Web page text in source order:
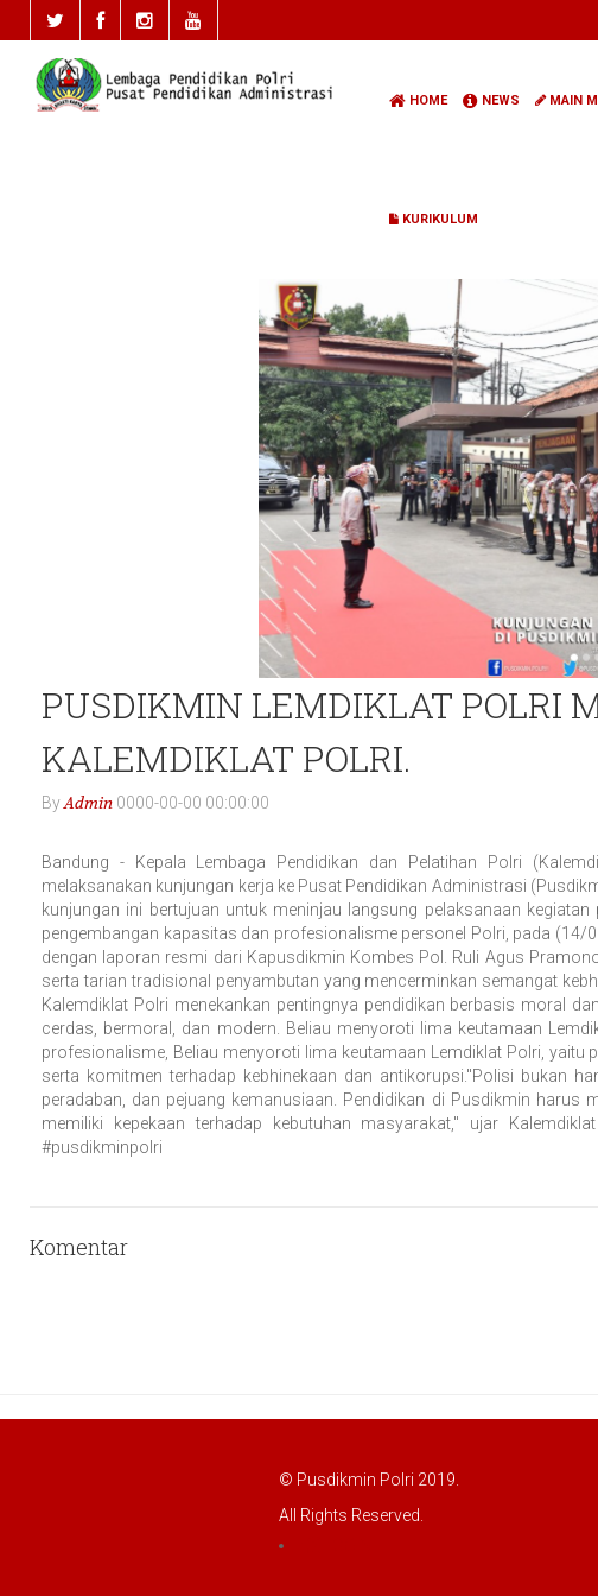
HOME NEWS MAIN
KURIKULUM
PUSDIKMIN LEMDIKLAT POLRI
KALEMDIKLAT POLRI.
ByAdmin 0000-00-00 00:00:00
Bandung - Kepala Lembaga Pendidikan dan Pelatihan Polri
melaksanakan kunjungan kerja ke Pusat Pendidikan Administrasi
kunjungan ini bertujuan untuk meninjau langsung pelaksanaan
pengembangan kapasitas dan profesionalisme personel Polri, pada
dengan laporan resmi dari Kapusdikmin Kombes Pol. Ruli Agus
serta tarian tradisional penyambutan yang mencerminkan semangat
Kalemdiklat Polri menekankan pentingnya pendidikan berbasis moral
cerdas, bermoral, dan modern. Beliau menyoroti lima keutamaan
profesionalisme, Beliau menyoroti lima keutamaan Lemdiklat Polri, yaitu
serta komitmen terhadap kebhinekaan dan antikorupsi."Polisi bukan
peradaban, dan pejuang kemanusiaan. Pendidikan di Pusdikmin
memiliki kepekaan terhadap kebutuhan masyarakat," ujar
#pusdikminpolri
Komentar
© Pusdikmin Polri 2019.
All Rights Reserved.